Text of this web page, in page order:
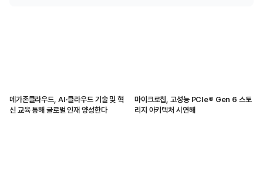
메가존클라우드, AI·클라우드 기술 및 혁
신 교육 통해 글로벌 인재 양성한다
마이크로칩, 고성능 PCIe® Gen 6 스토
리지 아키텍처 시연해